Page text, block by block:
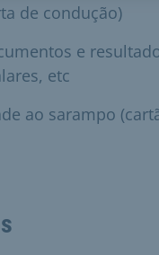
de condução)
e
etc
ao sarampo